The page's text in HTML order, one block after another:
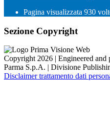
Pagina visualizzata 930
Sezione Copyright
Copyright 2026 | Engineered
Parma S.p.A. | Divisione
Disclaimer trattamento dati